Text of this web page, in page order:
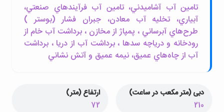
تامين آب آشاميدني، تامين آب فرآيندهاي صنعتي،
آبياري، تخليه آب معادن، جبران فشار (بوستر )
طرح‌هاي آبرساني ، پمپاژ از مخازن ، برداشت آب خام از
رودخانه و درياچه سدها ، برداشت آب از دريا ، برداشت
آب از چاه‌هاي عميق، نيمه عميق و آتش نشاني
دبی (متر مکعب در ساعت)
210
ارتفاع (متر)
72